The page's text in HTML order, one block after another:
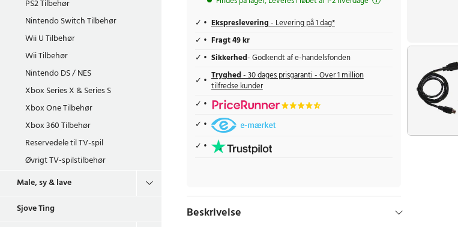
PS2 Tilbehør
Nintendo Switch Tilbehør
Wii U Tilbehør
Wii Tilbehør
Nintendo DS / NES
Xbox Series X & Series S
Xbox One Tilbehør
Xbox 360 Tilbehør
Reservedele til TV-spil
Øvrigt TV-spilstilbehør
Male, sy & lave
Sjove Ting
Ekspreslevering- Levering på 1 dag*
Fragt 49 kr
Sikkerhed- Godkendt af e-handelsfonden
Tryghed- 30 dages prisgaranti - Over 1 million
tilfredse kunder
Beskrivelse